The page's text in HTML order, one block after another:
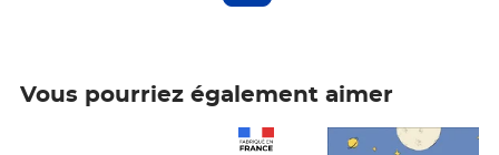
Vous pourriez également aimer
Prix 7,50€